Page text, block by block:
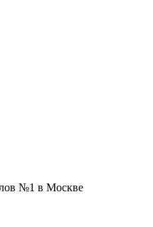
№1 в Москве